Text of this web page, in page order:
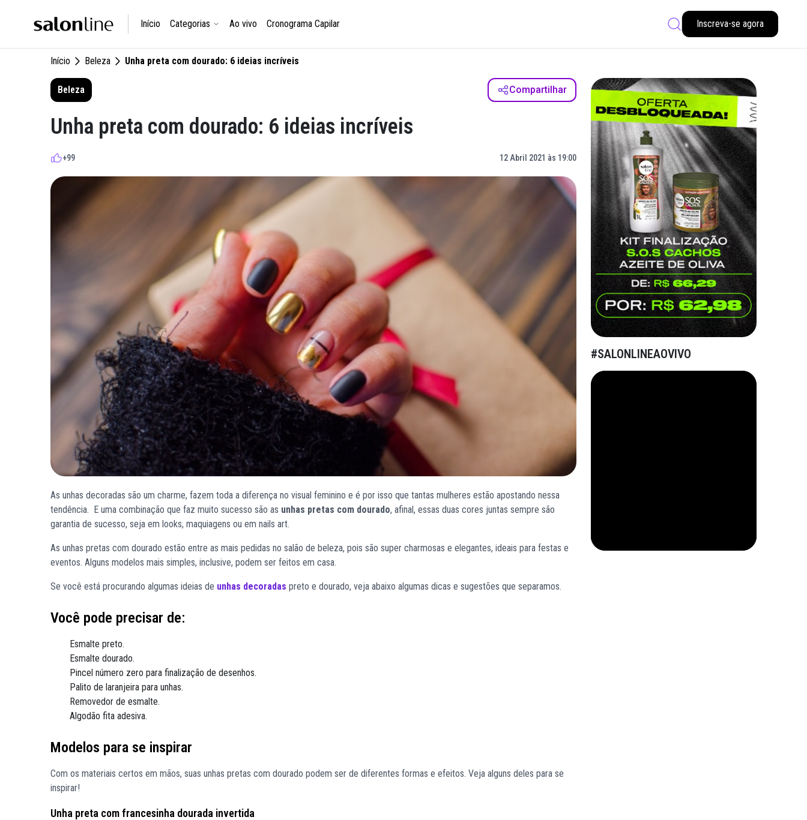
Início Categorias Ao vivo Cronograma Capilar Inscreva-se agora
Início Beleza Unha preta com dourado: 6 ideias incríveis
Beleza Compartilhar
Unha preta com dourado: 6 ideias incríveis
+99 12 Abril 2021 às 19:00
As unhas decoradas são um charme, fazem toda a diferença no visual feminino e é por isso que tantas mulheres estão apostando nessa
tendência. E uma combinação que faz muito sucesso são as unhas pretas com dourado, afinal, essas duas cores juntas sempre são
garantia de sucesso, seja em looks, maquiagens ou em nails art.
As unhas pretas com dourado estão entre as mais pedidas no salão de beleza, pois são super charmosas e elegantes, ideais para festas e
eventos. Alguns modelos mais simples, inclusive, podem ser feitos em casa.
Se você está procurando algumas ideias de unhas decoradas preto e dourado, veja abaixo algumas dicas e sugestões que separamos.
Você pode precisar de:
Esmalte preto.
Esmalte dourado.
Pincel número zero para finalização de desenhos.
Palito de laranjeira para unhas.
Removedor de esmalte.
Algodão fita adesiva.
Modelos para se inspirar
Com os materiais certos em mãos, suas unhas pretas com dourado podem ser de diferentes formas e efeitos. Veja alguns deles para se
inspirar!
Unha preta com francesinha dourada invertida
#SALONLINEAOVIVO